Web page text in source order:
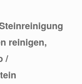
reinigen,
/